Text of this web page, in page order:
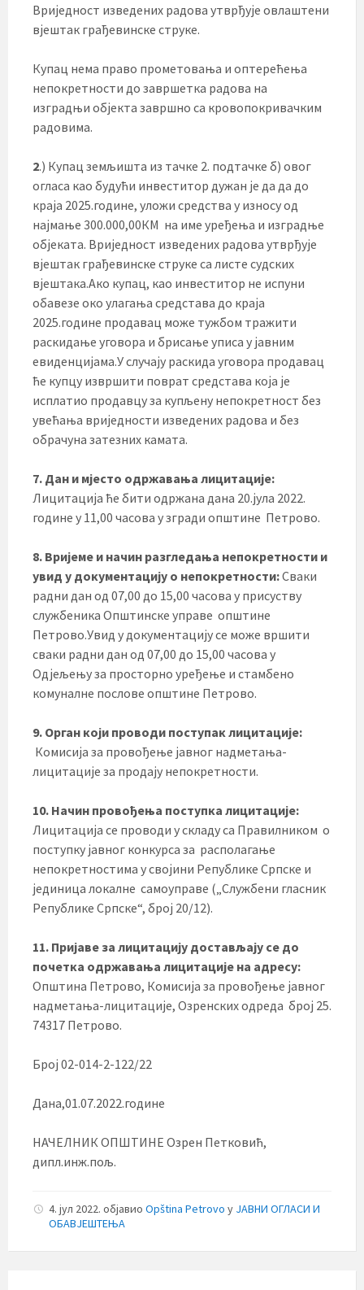
Вриједност изведених радова утврђује овлаштени
вјештак грађевинске струке.
Купац нема право прометовања и оптерећења
непокретности до завршетка радова на
изградњи објекта завршно са кровопокривачким
радовима.
2.) Купац земљишта из тачке 2. подтачке б) овог
огласа као будући инвеститор дужан је да да до
краја 2025.године, уложи средства у износу од
најмање 300.000,00КМ на име уређења и изградње
објеката. Вриједност изведених радова утврђује
вјештак грађевинске струке са листе судских
вјештака.Ако купац, као инвеститор не испуни
обавезе око улагања средстава до краја
2025.године продавац може тужбом тражити
раскидање уговора и брисање уписа у јавним
евиденцијама.У случају раскида уговора продавац
ће купцу извршити поврат средстава која је
исплатио продавцу за купљену непокретност без
увећања вриједности изведених радова и без
обрачуна затезних камата.
7. Дан и мјесто одржавања лицитације:
Лицитација ће бити одржана дана 20.јула 2022.
године у 11,00 часова у згради општине Петрово.
8. Вријеме и начин разгледања непокретности и
увид у документацију о непокретности:Сваки
радни дан од 07,00 до 15,00 часова у присуству
службеника Општинске управе општине
Петрово.Увид у документацију се може вршити
сваки радни дан од 07,00 до 15,00 часова у
Одјељењу за просторно уређење и стамбено
комуналне послове општине Петрово.
9. Орган који проводи поступак лицитације:
Комисија за провођење јавног надметања-
лицитације за продају непокретности.
10. Начин провођења поступка лицитације:
Лицитација се проводи у складу са Правилником о
поступку јавног конкурса за располагање
непокретностима у својини Републике Српске и
јединица локалне самоуправе („Службени гласник
Републике Српске“, број 20/12).
11. Пријаве за лицитацију достављају се до
почетка одржавања лицитације на адресу:
Општина Петрово, Комисија за провођење јавног
надметања-лицитације, Озренских одреда број 25.
74317 Петрово.
Број 02-014-2-122/22
Дана,01.07.2022.године
НАЧЕЛНИК ОПШТИНЕ Озрен Петковић,
дипл.инж.пољ.
4. јул 2022. објавио Opština Petrovo у ЈАВНИ ОГЛАСИ И
ОБАВЈЕШТЕЊА